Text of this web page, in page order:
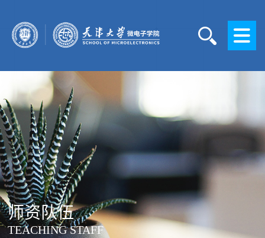
师资队伍
TEACHING STAFF